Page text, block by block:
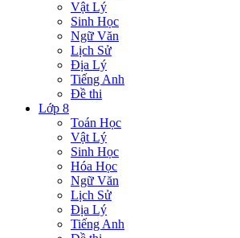
Vật Lý
Sinh Học
Ngữ Văn
Lịch Sử
Địa Lý
Tiếng Anh
Đề thi
Lớp 8
Toán Học
Vật Lý
Sinh Học
Hóa Học
Ngữ Văn
Lịch Sử
Địa Lý
Tiếng Anh